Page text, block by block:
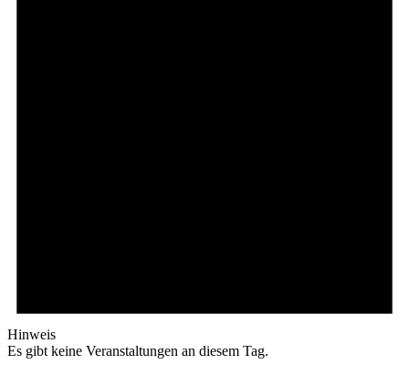
Hinweis
Es gibt keine Veranstaltungen an diesem Tag.